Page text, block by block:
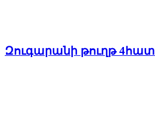
Զուգարանի թուղթ 4հատ